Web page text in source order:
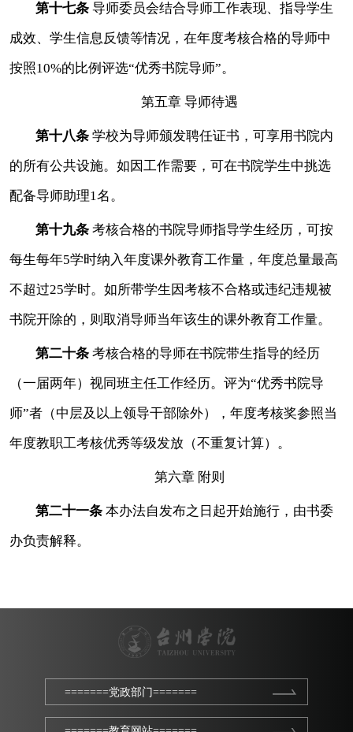
第十七条 导师委员会结合导师工作表现、指导学生
成效、学生信息反馈等情况，在年度考核合格的导师中
按照10%的比例评选“优秀书院导师”。
第五章 导师待遇
第十八条 学校为导师颁发聘任证书，可享用书院内
的所有公共设施。如因工作需要，可在书院学生中挑选
配备导师助理1名。
第十九条 考核合格的书院导师指导学生经历，可按
每生每年5学时纳入年度课外教育工作量，年度总量最高
不超过25学时。如所带学生因考核不合格或违纪违规被
书院开除的，则取消导师当年该生的课外教育工作量。
第二十条 考核合格的导师在书院带生指导的经历
（一届两年）视同班主任工作经历。评为“优秀书院导
师”者（中层及以上领导干部除外），年度考核奖参照当
年度教职工考核优秀等级发放（不重复计算）。
第六章 附则
第二十一条 本办法自发布之日起开始施行，由书委
办负责解释。
=======党政部门=======